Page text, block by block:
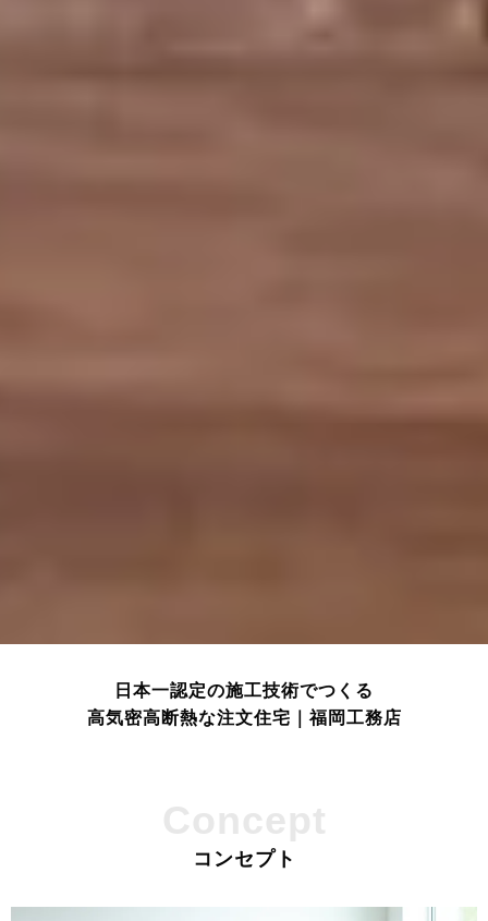
日本一認定の施工技術でつくる
高気密高断熱な注文住宅｜福岡工務店
コンセプト